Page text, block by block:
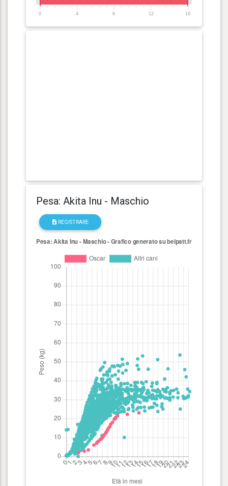
0 4 8 12 16
Pesa: Akita Inu - Maschio
REGISTRARE